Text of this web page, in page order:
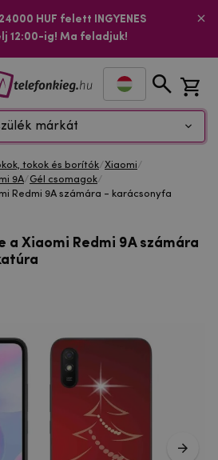
HUF felett INGYENES
12:00-ig! Ma feladjuk!
márkát
tokok és borítók/Xiaomi/
9A/Gél csomagok/
Redmi 9A számára - karácsonyfa
a Xiaomi Redmi 9A számára